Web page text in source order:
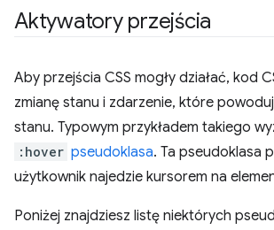
Aktywatory przejścia
Aby przejścia CSS mogły działać, kod
zmianę stanu i zdarzenie, które
stanu. Typowym przykładem takiego
:hover pseudoklasa. Ta pseudoklasa
użytkownik najedzie kursorem na
Poniżej znajdziesz listę niektórych